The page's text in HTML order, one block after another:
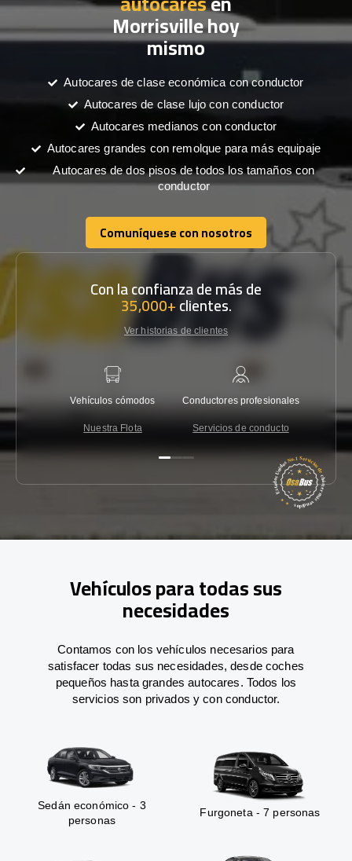
Morrisville hoy
mismo
Autocares de clase económica con conductor
Autocares de clase lujo con conductor
Autocares medianos con conductor
Autocares grandes con remolque para más equipaje
Autocares de dos pisos de todos los tamaños con
conductor
Comuníquese con nosotros
Comuníquese con nosotros
Con la confianza de más de
35,000+clientes.
Ver historias de clientes
Vehículos cómodos
Nuestra Flota
Conductores profesionales
Servicios de conducto
Vehículos para todas sus
necesidades
Contamos con los vehículos necesarios para
satisfacer todas sus necesidades, desde coches
pequeños hasta grandes autocares. Todos los
servicios son privados y con conductor.
Sedán económico - 3
personas
Furgoneta - 7 personas